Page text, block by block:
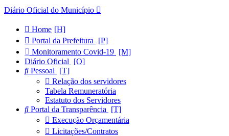
Diário Oficial do Município
Home
Portal da Prefeitura
Monitoramento Covid-19
Diário Oficial
Pessoal
Relação dos servidores
Tabela Remuneratória
Estatuto dos Servidores
Portal da Transparência
Execução Orçamentária
Licitações/Contratos